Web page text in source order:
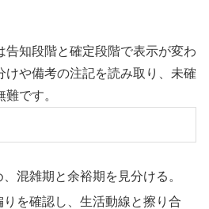
告知段階と確定段階で表示が変わ
けや備考の注記を読み取り、未確
です。
混雑期と余裕期を見分ける。
を確認し、生活動線と擦り合